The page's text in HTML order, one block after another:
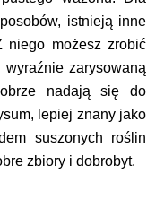
istnieją inne
niego możesz zrobić
zarysowaną
nadają się do
lepiej znany jako
suszonych roślin
zbiory i dobrobyt.